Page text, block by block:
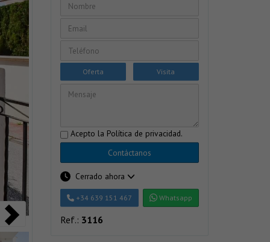
Oferta Visita
Acepto la Política de privacidad.
Contáctanos
Cerrado ahora
+34 639 151 467 Whatsapp
Ref.: 3116